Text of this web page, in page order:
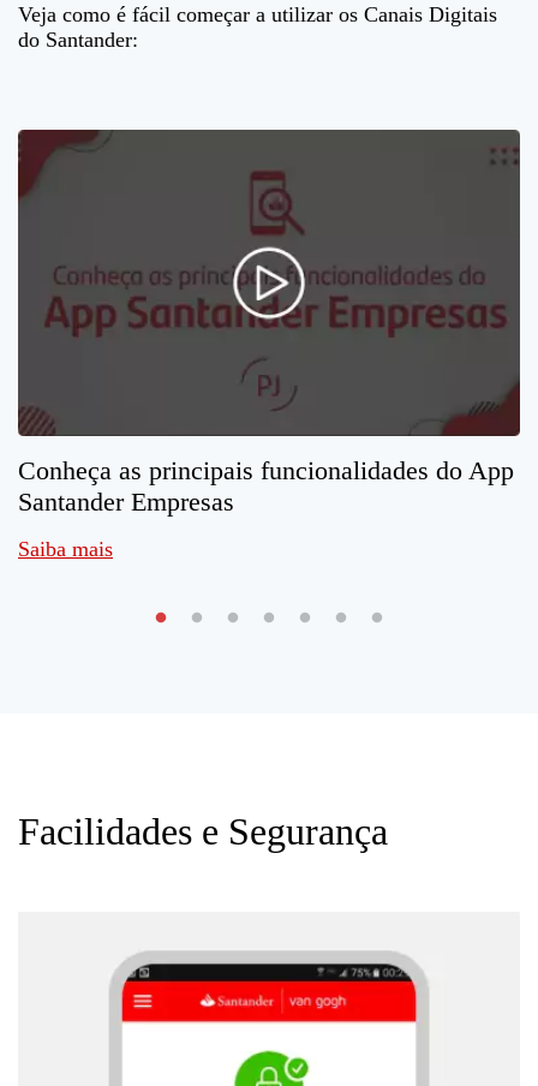
Veja como é fácil começar a utilizar os Canais Digitais
do Santander:
Conheça as principais funcionalidades do App
Santander Empresas
Saiba mais
Facilidades e Segurança